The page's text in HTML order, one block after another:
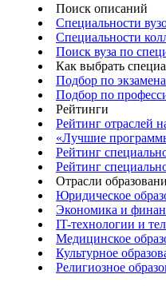
Поиск описаний
Специальности
Специальности
Поиск вуза по
Как выбрать
Подбор по
Подбор по
Рейтинги
Рейтинг отраслей
«Лучшие
Рейтинг
Рейтинг
Отрасли
Юридическое
Экономика и
IT-технологии и
Медицинское
Культурное
Религиозное